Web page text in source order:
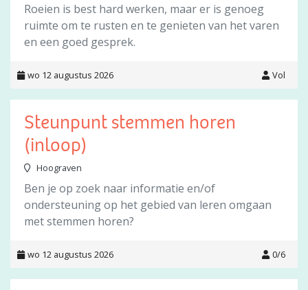
Roeien is best hard werken, maar er is genoeg
ruimte om te rusten en te genieten van het varen
en een goed gesprek.
wo 12 augustus 2026 Vol
Steunpunt stemmen horen
(inloop)
Hoograven
Ben je op zoek naar informatie en/of
ondersteuning op het gebied van leren omgaan
met stemmen horen?
wo 12 augustus 2026 0/6